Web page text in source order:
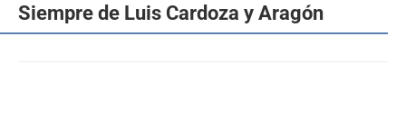
Siempre de Luis Cardoza y Aragón